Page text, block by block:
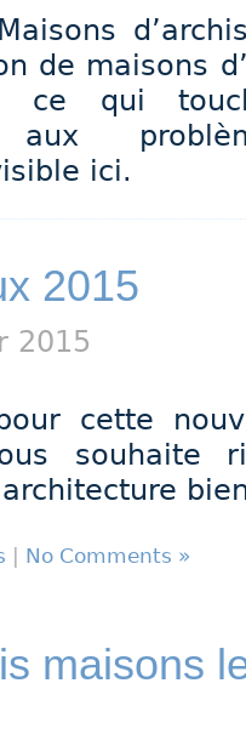
de maisons
ce qui
aux
ici.
2015
2015
cette
souhaite
No Comments »
maisons